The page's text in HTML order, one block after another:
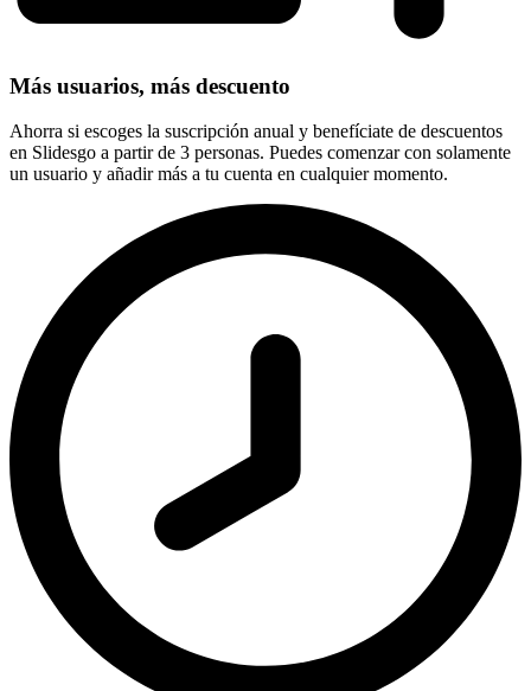
Más usuarios, más descuento
Ahorra si escoges la suscripción anual y benefíciate de descuentos
en Slidesgo a partir de 3 personas. Puedes comenzar con solamente
un usuario y añadir más a tu cuenta en cualquier momento.